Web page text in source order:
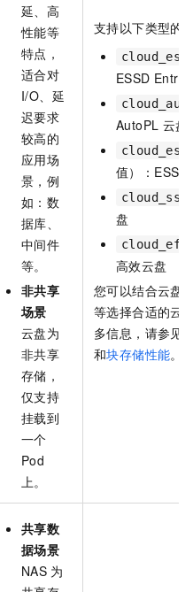
延、高
性能等
特点，
适合对
I/O、延
迟要求
较高的
应用场
景，例
如：数
据库、
中间件
等。
非共享
场景
云盘为
非共享
存储，
仅支持
挂载到
一个
Pod
上。
支持以下类型的
ESSD Entry
AutoPL 云盘
值）：ESSD
cloud_ssd
盘
高效云盘
您可以结合云盘
等选择合适的云
多信息，请参见
和块存储性能。
共享数
据场景
NAS 为